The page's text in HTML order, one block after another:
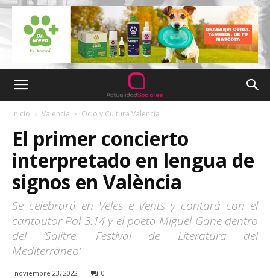
Inicio Valencia Ocio y Cultura Valencia
El primer concierto
interpretado en lengua de
signos en València
Se celebrará en Veles e Vents y contará con el
cantautor Pol 3.14 y el poeta Miguel Gane dentro
del ‘Salitre. Festival de Literatura del
Mediterráneo’
noviembre 23, 2022 0